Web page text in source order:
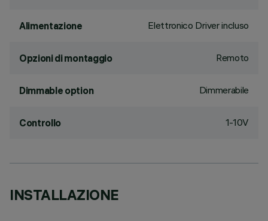
Alimentazione Elettronico Driver incluso
Opzioni di montaggio Remoto
Dimmable option Dimmerabile
Controllo 1-10V
INSTALLAZIONE